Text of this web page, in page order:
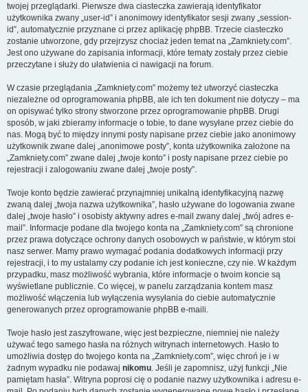
twojej przeglądarki. Pierwsze dwa ciasteczka zawierają identyfikator
użytkownika zwany „user-id” i anonimowy identyfikator sesji zwany „session-
id”, automatycznie przyznane ci przez aplikację phpBB. Trzecie ciasteczko
zostanie utworzone, gdy przejrzysz chociaż jeden temat na „Zamkniety.com”.
Jest ono używane do zapisania informacji, które tematy zostały przez ciebie
przeczytane i służy do ułatwienia ci nawigacji na forum.
W czasie przeglądania „Zamkniety.com” możemy też utworzyć ciasteczka
niezależne od oprogramowania phpBB, ale ich ten dokument nie dotyczy – ma
on opisywać tylko strony stworzone przez oprogramowanie phpBB. Drugi
sposób, w jaki zbieramy informacje o tobie, to dane wysyłane przez ciebie do
nas. Mogą być to między innymi posty napisane przez ciebie jako anonimowy
użytkownik zwane dalej „anonimowe posty”, konta użytkownika założone na
„Zamkniety.com” zwane dalej „twoje konto” i posty napisane przez ciebie po
rejestracji i zalogowaniu zwane dalej „twoje posty”.
Twoje konto będzie zawierać przynajmniej unikalną identyfikacyjną nazwę
zwaną dalej „twoja nazwa użytkownika”, hasło używane do logowania zwane
dalej „twoje hasło” i osobisty aktywny adres e-mail zwany dalej „twój adres e-
mail”. Informacje podane dla twojego konta na „Zamkniety.com” są chronione
przez prawa dotyczące ochrony danych osobowych w państwie, w którym stoi
nasz serwer. Mamy prawo wymagać podania dodatkowych informacji przy
rejestracji, i to my ustalamy czy podanie ich jest konieczne, czy nie. W każdym
przypadku, masz możliwość wybrania, które informacje o twoim koncie są
wyświetlane publicznie. Co więcej, w panelu zarządzania kontem masz
możliwość włączenia lub wyłączenia wysyłania do ciebie automatycznie
generowanych przez oprogramowanie phpBB e-maili.
Twoje hasło jest zaszyfrowane, więc jest bezpieczne, niemniej nie należy
używać tego samego hasła na różnych witrynach internetowych. Hasło to
umożliwia dostęp do twojego konta na „Zamkniety.com”, więc chroń je i w
żadnym wypadku nie podawaj nikomu. Jeśli je zapomnisz, użyj funkcji „Nie
pamiętam hasła”. Witryna poprosi cię o podanie nazwy użytkownika i adresu e-